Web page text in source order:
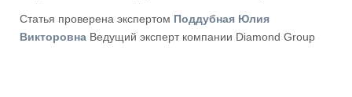
Статья проверена экспертом Поддубная Юлия
Викторовна Ведущий эксперт компании Diamond Group